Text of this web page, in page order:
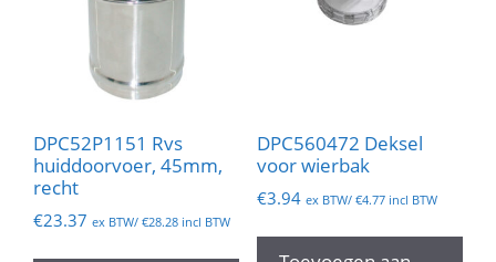
DPC52P1151 Rvs
huiddoorvoer, 45mm,
recht
€23.37 ex BTW/ €28.28 incl BTW
DPC560472 Deksel
voor wierbak
€3.94 ex BTW/ €4.77incl BTW